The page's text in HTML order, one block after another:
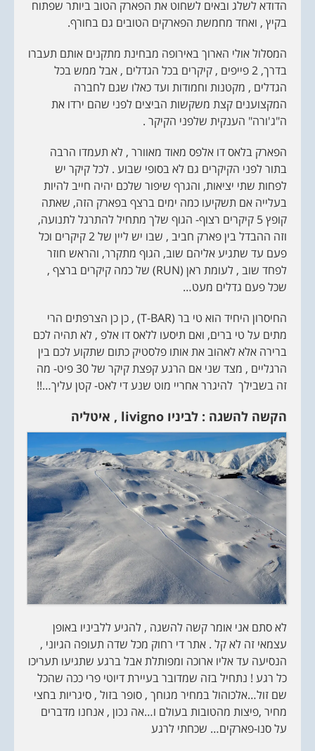
הדודא לשלג ובאים לשחוט את הפארק הטוב ביותר שפתוח
בקיץ , ואחד מחמשת הפארקים הטובים גם בחורף.
המסלול אולי הארוך באירופה מבחינת מתקנים אותם תעברו
בדרך, 2 פייפים , קיקרים בכל הגדלים , אבל ממש בכל
הגדלים , מקטנות וחמודות ועד כאלו שגם לחברה
המקצוענים קצת משקשות הביצים לפני שהם ירדו את
ה"ג'ורה" הענקית שלפני הקיקר .
הפארק בלאס דו אלפס מאוד מאוורר , לא תעמדו הרבה
בתור לפני הקיקרים גם לא בסופי שבוע . לכל קיקר יש
לפחות שתי יציאות, והגרף שיפור שלכם יהיה חייב להיות
בעלייה אם תשקיעו כמה ימים ברצף בפארק הזה, שאתה
קופץ 5 קיקרים רצוף- הגוף שלך מתחיל להתרגל לתנועה,
וזה ההבדל בין פארק חביב , שבו יש ליין של 2 קיקרים וכל
פעם עד שתגיע אליהם שוב, הגוף מתקרר, והראש חוזר
לפחד שוב , לעומת ראן (RUN) של כמה קיקרים ברצף ,
שכל פעם גדלים מעט…
החיסרון היחיד הוא טי בר (T-BAR) , כן כן הצרפתים הרי
מתים על טי ברים, ואם תיסעו ללאס דו אלפ , לא תהיה לכם
ברירה אלא לאהוב את אותו פלסטיק כתום שתקוע לכם בין
הרגליים , מצד שני אם הרגע קפצת קיקר של 30 פיט- מה
זה בשבילך להיגרר אחריי מוט שנע די לאט- קטן עליך…!!
הקשה להשגה : לביניו livigno , איטליה
לא סתם אני אומר קשה להשגה , להגיע ללביניו באופן
עצמאי זה לא קל . אתר די רחוק מכל שדה תעופה הגיוני ,
הנסיעה עד אליו ארוכה ומפותלת אבל ברגע שתגיעו תעריכו
כל רגע ! נתחיל בזה שמדובר בעיירת דיוטי פרי ככה שהכל
שם זול…אלכוהול במחיר מגוחך , סופר בזול , סיגריות בחצי
מחיר ,פיצות מהטובות בעולם ו…אה נכון , אנחנו מדברים
על סנו-פארקים… שכחתי לרגע